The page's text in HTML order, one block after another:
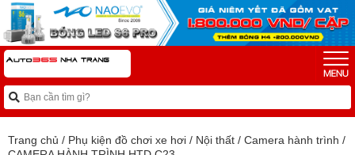
Trang chủ / Phụ kiện đồ chơi xe hơi / Nội thất / Camera hành trình /